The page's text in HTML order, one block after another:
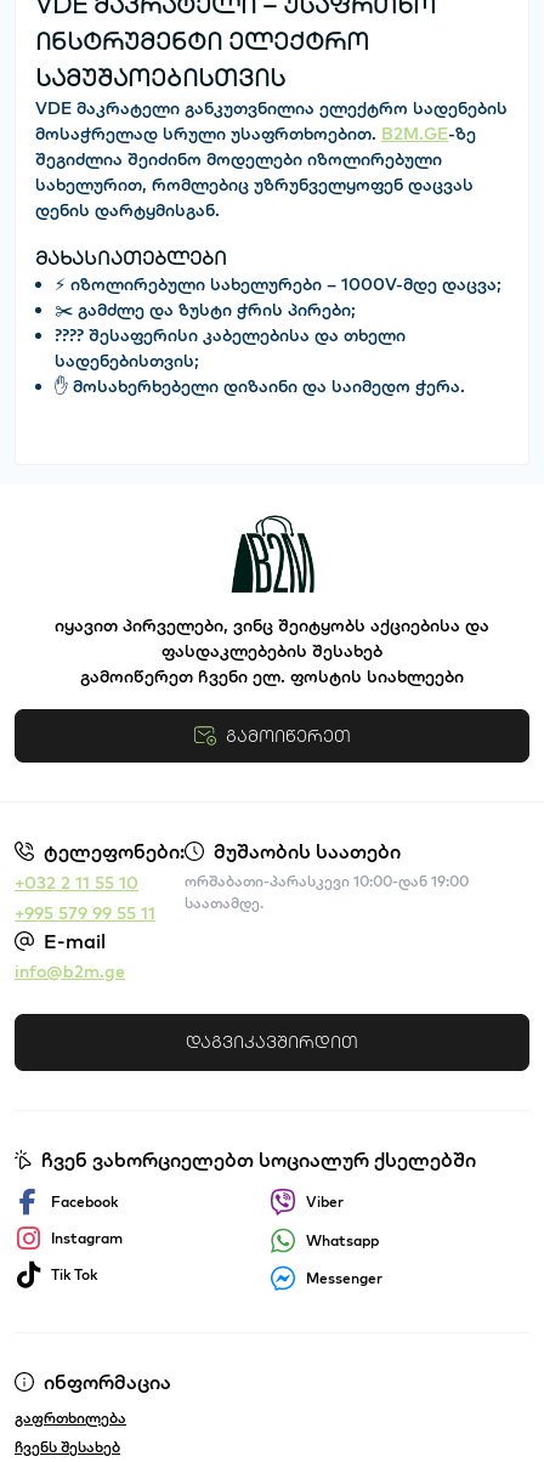
ინსტრუმენტი ელექტრო
სამუშაოებისთვის
VDE მაკრატელი განკუთვნილია ელექტრო სადენების
მოსაჭრელად სრული უსაფრთხოებით. B2M.GE-ზე
შეგიძლია შეიძინო მოდელები იზოლირებული
სახელურით, რომლებიც უზრუნველყოფენ დაცვას
დენის დარტყმისგან.
მახასიათებლები
⚡ იზოლირებული სახელურები – 1000V-მდე დაცვა;
✂️ გამძლე და ზუსტი ჭრის პირები;
???? შესაფერისი კაბელებისა და თხელი
სადენებისთვის;
✋ მოსახერხებელი დიზაინი და საიმედო ჭერა.
იყავით პირველები, ვინც შეიტყობს აქციებისა და
ფასდაკლებების შესახებ
გამოიწერეთ ჩვენი ელ. ფოსტის სიახლეები
გამოიწერეთ
წესები და პირობები
ტელეფონები:
+032 2 11 55 10
+995 579 99 55 11
მუშაობის საათები
ორშაბათი-პარასკევი 10:00-დან 19:00
საათამდე.
E-mail
info@b2m.ge
დაგვიკავშირდით
ინფორმაცია
გაფრთხილება
ჩვენს შესახებ
ჩვენ ვახორციელებთ სოციალურ ქსელებში
Facebook
Instagram
Tik Tok
Viber
Whatsapp
Messenger